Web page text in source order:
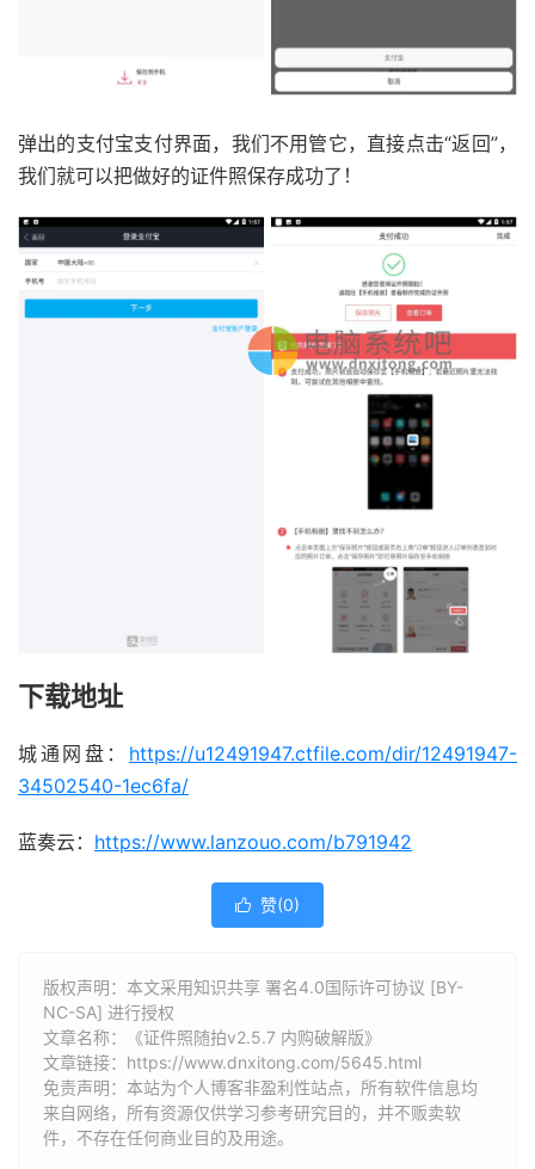
弹出的支付宝支付界面，我们不用管它，直接点击“返回”，
我们就可以把做好的证件照保存成功了！
下载地址
城通网盘： https://u12491947.ctfile.com/dir/12491947-
34502540-1ec6fa/
蓝奏云： https://www.lanzouo.com/b791942
 赞(0)
版权声明：本文采用知识共享 署名4.0国际许可协议 [BY-
NC-SA] 进行授权
文章名称：《证件照随拍v2.5.7 内购破解版》
文章链接： https://www.dnxitong.com/5645.html
免责声明：本站为个人博客非盈利性站点，所有软件信息均
来自网络，所有资源仅供学习参考研究目的，并不贩卖软
件，不存在任何商业目的及用途。